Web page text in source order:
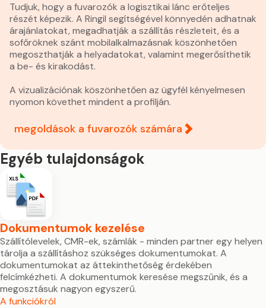
Tudjuk, hogy a fuvarozók a logisztikai lánc erőteljes
részét képezik. A Ringil segítségével könnyedén adhatnak
árajánlatokat, megadhatják a szállítás részleteit, és a
sofőröknek szánt mobilalkalmazásnak köszönhetően
megoszthatják a helyadatokat, valamint megerősíthetik
a be- és kirakodást.
A vizualizációnak köszönhetően az ügyfél kényelmesen
nyomon követhet mindent a profilján.
megoldások a fuvarozók számára
Egyéb tulajdonságok
Dokumentumok kezelése
Szállítólevelek, CMR-ek, számlák - minden partner egy helyen
tárolja a szállításhoz szükséges dokumentumokat. A
dokumentumokat az áttekinthetőség érdekében
felcímkézheti. A dokumentumok keresése megszűnik, és a
megosztásuk nagyon egyszerű.
A funkciókról